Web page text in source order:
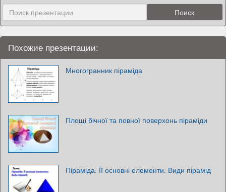
Похожие презентации:
Многогранник піраміда
Площі бічної та повної поверхонь піраміди
Піраміда. Її основні елементи. Види пірамід